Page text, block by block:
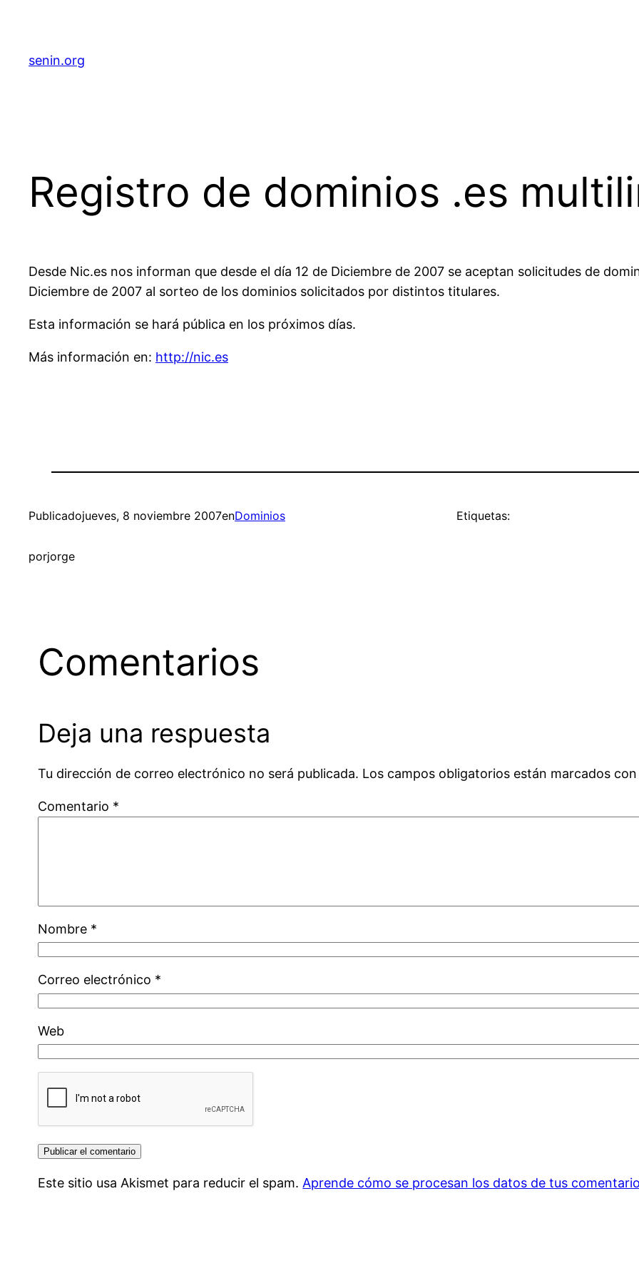
senin.org
Registro de dominios .es
Desde Nic.es nos informan que desde el día 12 de Diciembre de 2007 se aceptan solicitudes de
Diciembre de 2007 al sorteo de los dominios solicitados por distintos titulares.
Esta información se hará pública en los próximos días.
Más información en: http://nic.es
Publicadojueves, 8 noviembre 2007enDominios
porjorge
Etiquetas:
Comentarios
Deja una respuesta
Tu dirección de correo electrónico no será publicada. Los campos obligatorios están marcados
Comentario *
Nombre *
Correo electrónico *
Web
Este sitio usa Akismet para reducir el spam.Aprende cómo se procesan los datos de tus